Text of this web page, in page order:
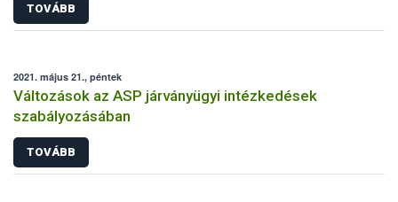
TOVÁBB
2021. május 21., péntek
Változások az ASP járványügyi intézkedések
szabályozásában
TOVÁBB